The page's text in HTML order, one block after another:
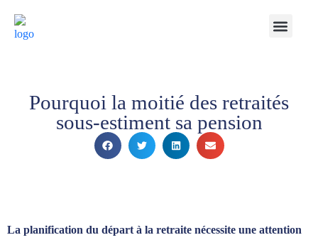
Pourquoi la moitié des retraités
sous-estiment sa pension
La planification du départ à la retraite nécessite une attention